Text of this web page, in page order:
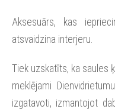
Aksesuārs, kas
atsvaidzina interjeru.
Tiek uzskatīts, ka saules
meklējami
izgatavoti, izmantojot